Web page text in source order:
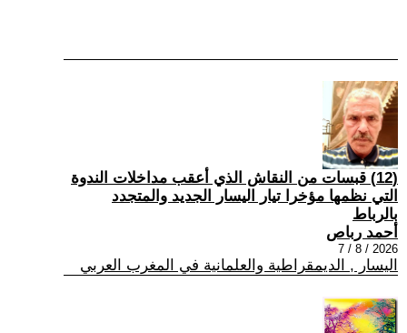
(12) قبسات من النقاش الذي أعقب مداخلات الندوة
التي نظمها مؤخرا تيار اليسار الجديد والمتجدد
بالرباط
أحمد رباص
2026 / 8 / 7
اليسار , الديمقراطية والعلمانية في المغرب العربي